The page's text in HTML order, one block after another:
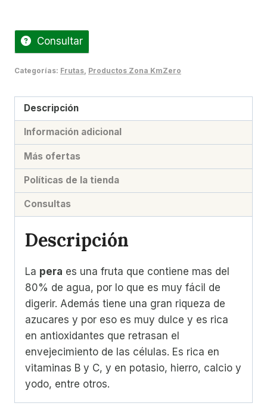
Consultar
Categorías: Frutas Productos Zona KmZero
Descripción
Información adicional
Más ofertas
Políticas de la tienda
Consultas
Descripción
La pera es una fruta que contiene mas del
80% de agua, por lo que es muy fácil de
digerir. Además tiene una gran riqueza de
azucares y por eso es muy dulce y es rica
en antioxidantes que retrasan el
envejecimiento de las células. Es rica en
vitaminas B y C, y en potasio, hierro, calcio y
yodo, entre otros.